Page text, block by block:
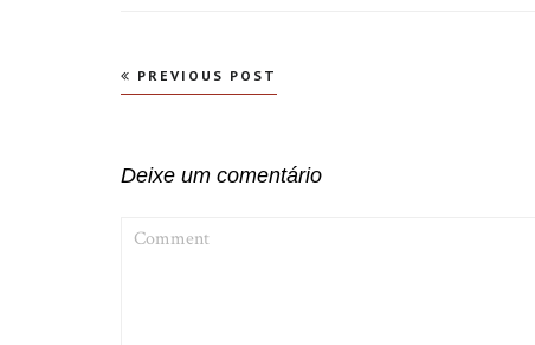
Navegação
PREVIOUS POST
Deixe um comentário